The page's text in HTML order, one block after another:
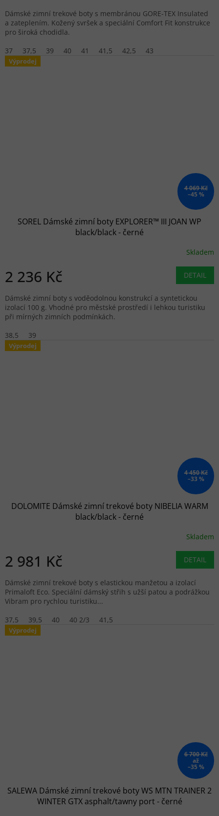
Dámské zimní trekové boty s membránou GORE-TEX Insulated
a zateplením. Kožený svršek a speciální Comfort Fit konstrukce
pro široká chodidla.
37
37,5 39 40 41 41,5 42,5 43
Výprodej
4 069 Kč
–45 %
SOREL Dámské zimní boty EXPLORER™ III JOAN WP
black/black - černé
Skladem
2 236 Kč DETAIL
Dámské zimní boty s voděodolnou konstrukcí a syntetickou
izolací 100 g. Vhodné pro městské prostředí i lehkou turistiku
při mírných zimních podmínkách.
38,5
39
Výprodej
4 450 Kč
–33 %
DOLOMITE Dámské zimní trekové boty NIBELIA WARM
black/black - černé
Skladem
2 981 Kč DETAIL
Dámské zimní trekové boty s elastickou manžetou a izolací
Primaloft Eco. Speciální dámský střih s užší patou a podrážkou
Vibram pro rychlou turistiku...
37,5
39,5 40 40 2/3 41,5
Výprodej
6 700 Kč
až
–35 %
SALEWA Dámské zimní trekové boty WS MTN TRAINER 2
WINTER GTX asphalt/tawny port - černé